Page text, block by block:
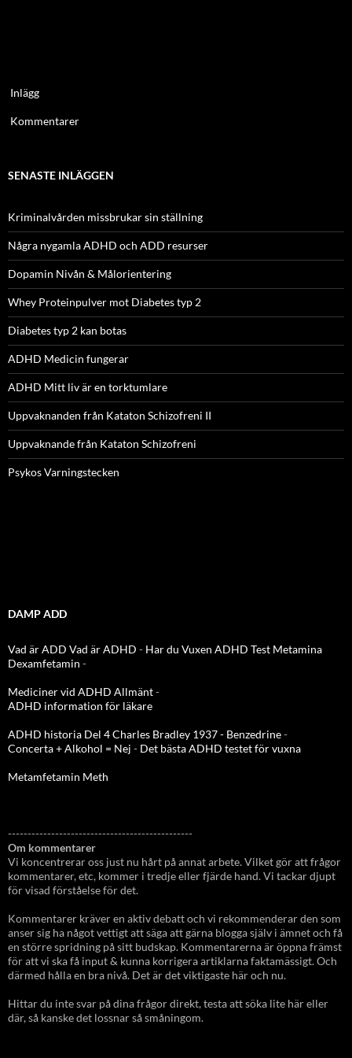
Inlägg
Kommentarer
SENASTE INLÄGGEN
Kriminalvården missbrukar sin ställning
Några nygamla ADHD och ADD resurser
Dopamin Nivån & Målorientering
Whey Proteinpulver mot Diabetes typ 2
Diabetes typ 2 kan botas
ADHD Medicin fungerar
ADHD Mitt liv är en torktumlare
Uppvaknanden från Kataton Schizofreni II
Uppvaknande från Kataton Schizofreni
Psykos Varningstecken
DAMP ADD
Vad är ADD Vad är ADHD - Har du Vuxen ADHD Test Metamina
Dexamfetamin -
Mediciner vid ADHD Allmänt-
ADHD information för läkare
ADHD historia Del 4 Charles Bradley 1937 - Benzedrine-
Concerta + Alkohol = Nej - Det bästa ADHD testet för vuxna
Metamfetamin Meth
-----------------------------------------------
Om kommentarer
Vi koncentrerar oss just nu hårt på annat arbete. Vilket gör att frågor
kommentarer, etc, kommer i tredje eller fjärde hand. Vi tackar djupt
för visad förståelse för det.
Kommentarer kräver en aktiv debatt och vi rekommenderar den som
anser sig ha något vettigt att säga att gärna blogga själv i ämnet och få
en större spridning på sitt budskap. Kommentarerna är öppna främst
för att vi ska få input & kunna korrigera artiklarna faktamässigt. Och
därmed hålla en bra nivå. Det är det viktigaste här och nu.
Hittar du inte svar på dina frågor direkt, testa att söka lite här eller
där, så kanske det lossnar så småningom.